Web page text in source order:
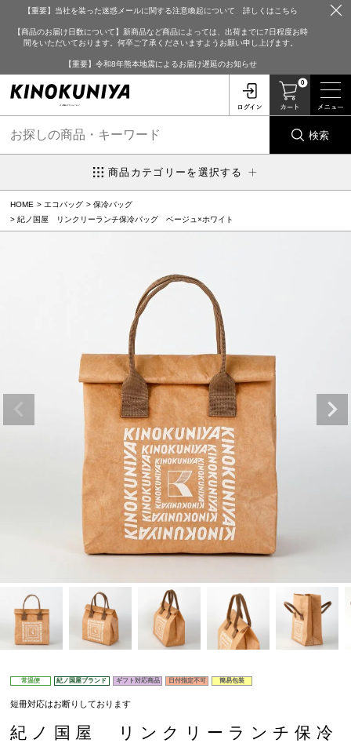
【重要】当社を装った迷惑メールに関する注意喚起について 詳しくはこちら
【商品のお届け日数について】新商品など商品によっては、出荷までに7日程度お時
間をいただいております。何卒ご了承くださいますようお願い申し上げます。
【重要】令和8年熊本地震によるお届け遅延のお知らせ
0
検索
商品カテゴリーを選択する
HOME エコバッグ
保冷バッグ
紀ノ国屋 リンクリーランチ保冷バッグ ベージュ×ホワイト
常温便 紀ノ国屋ブランド ギフト対応商品 日付指定不可 簡易包装
短冊対応はお断りしております
紀ノ国屋 リンクリーランチ保冷